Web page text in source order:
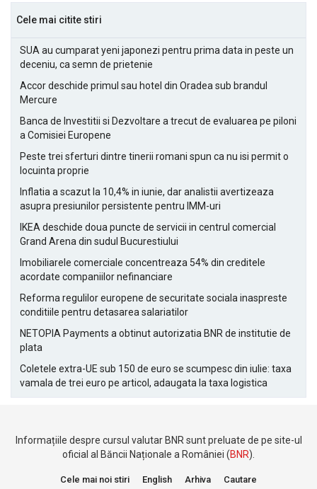
Cele mai citite stiri
SUA au cumparat yeni japonezi pentru prima data in peste un
deceniu, ca semn de prietenie
Accor deschide primul sau hotel din Oradea sub brandul
Mercure
Banca de Investitii si Dezvoltare a trecut de evaluarea pe piloni
a Comisiei Europene
Peste trei sferturi dintre tinerii romani spun ca nu isi permit o
locuinta proprie
Inflatia a scazut la 10,4% in iunie, dar analistii avertizeaza
asupra presiunilor persistente pentru IMM-uri
IKEA deschide doua puncte de servicii in centrul comercial
Grand Arena din sudul Bucurestiului
Imobiliarele comerciale concentreaza 54% din creditele
acordate companiilor nefinanciare
Reforma regulilor europene de securitate sociala inaspreste
conditiile pentru detasarea salariatilor
NETOPIA Payments a obtinut autorizatia BNR de institutie de
plata
Coletele extra-UE sub 150 de euro se scumpesc din iulie: taxa
vamala de trei euro pe articol, adaugata la taxa logistica
Informațiile despre cursul valutar BNR sunt preluate de pe site-ul
oficial al Băncii Naționale a României (BNR).
Cele mai noi stiri English Arhiva Cautare